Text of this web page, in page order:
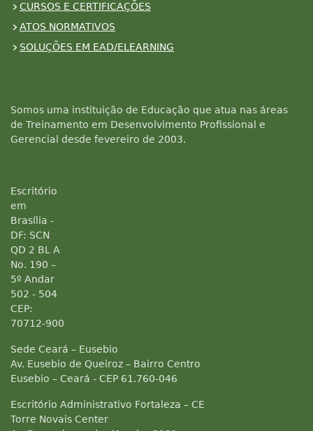
CURSOS E CERTIFICAÇÕES
ATOS NORMATIVOS
SOLUÇÕES EM EAD/ELEARNING
Somos uma instituição de Educação que atua nas áreas
de Treinamento em Desenvolvimento Profissional e
Gerencial desde fevereiro de 2003.
Escritório
em
Brasília -
DF: SCN
QD 2 BL A
No. 190 –
5º Andar
502 - 504
CEP:
70712-900
Sede Ceará – Eusebio
Av. Eusebio de Queiroz – Bairro Centro
Eusebio – Ceará - CEP 61.760-046
Escritório Administrativo Fortaleza – CE
Torre Novais Center